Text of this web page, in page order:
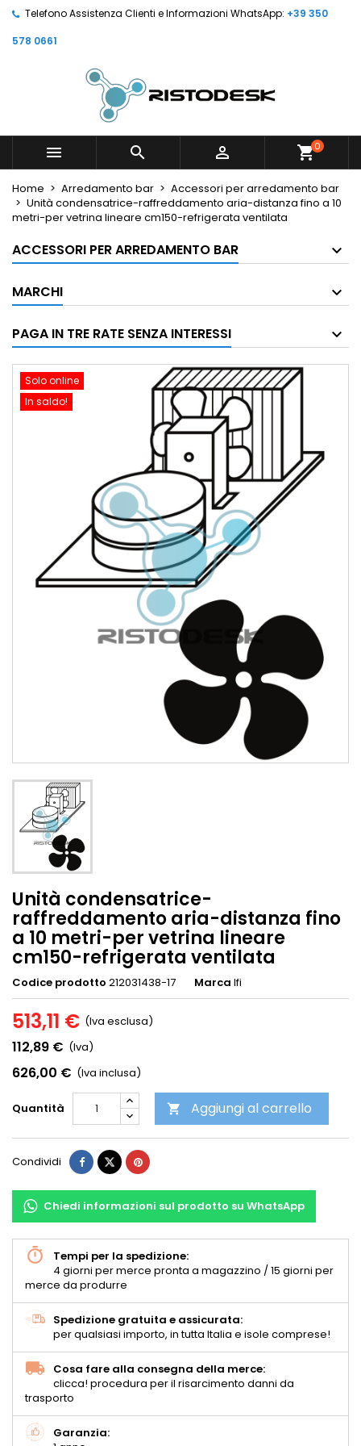
Telefono Assistenza Clienti e Informazioni WhatsApp: +39 350
578 0661
   shopping_cart0
Home Arredamento bar
Accessori per arredamento bar
Unità condensatrice-raffreddamento aria-distanza fino a 10
metri-per vetrina lineare cm150-refrigerata ventilata
ACCESSORI PER ARREDAMENTO BAR
MARCHI
PAGA IN TRE RATE SENZA INTERESSI
Solo online
In saldo!
Unità condensatrice-
raffreddamento aria-distanza fino
a 10 metri-per vetrina lineare
cm150-refrigerata ventilata
Codice prodotto 212031438-17 Marca Ifi
513,11 € (Iva esclusa)
112,89 € (Iva)
626,00 € (Iva inclusa)
Quantità  Aggiungi al carrello
Condividi
Chiedi informazioni sul prodotto su WhatsApp
Tempi per la spedizione:
4 giorni per merce pronta a magazzino / 15 giorni per
merce da produrre
Spedizione gratuita e assicurata:
per qualsiasi importo, in tutta Italia e isole comprese!
Cosa fare alla consegna della merce:
clicca! procedura per il risarcimento danni da
trasporto
Garanzia: